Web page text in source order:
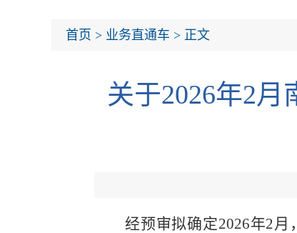
首页 > 业务直通车 > 正文
关于2026年2
经预审拟确定2026年2月